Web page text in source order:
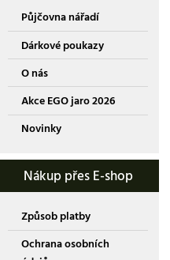
Půjčovna nářadí
Dárkové poukazy
O nás
Akce EGO jaro 2026
Novinky
Nákup přes E-shop
Způsob platby
Ochrana osobních